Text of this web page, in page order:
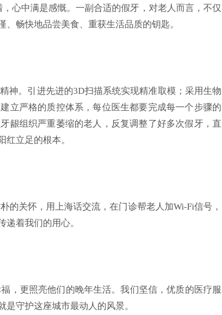
心中满是感慨。一副合适的假牙，对老人而言，不仅
畅快地品尝美食、重获生活品质的钥匙。
神。引进先进的3D扫描系统实现精准取模；采用生物
立严格的质控体系，每位医生都要完成每一个步骤的
龈组织严重萎缩的老人，反复调整了好多次假牙，直
立足的根本。
的关怀，用上海话交流，在门诊帮老人加Wi-Fi信号，
着我们的用心。
，更照亮他们的晚年生活。我们坚信，优质的医疗服
守护这座城市最动人的风景。